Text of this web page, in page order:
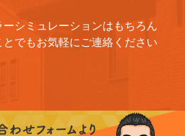
シミュレーションはもちろん
でもお気軽にご連絡ください